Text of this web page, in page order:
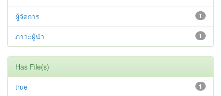
1
ผู้จัดการ
1
ภาวะผู้นำ
Has File(s)
1
true